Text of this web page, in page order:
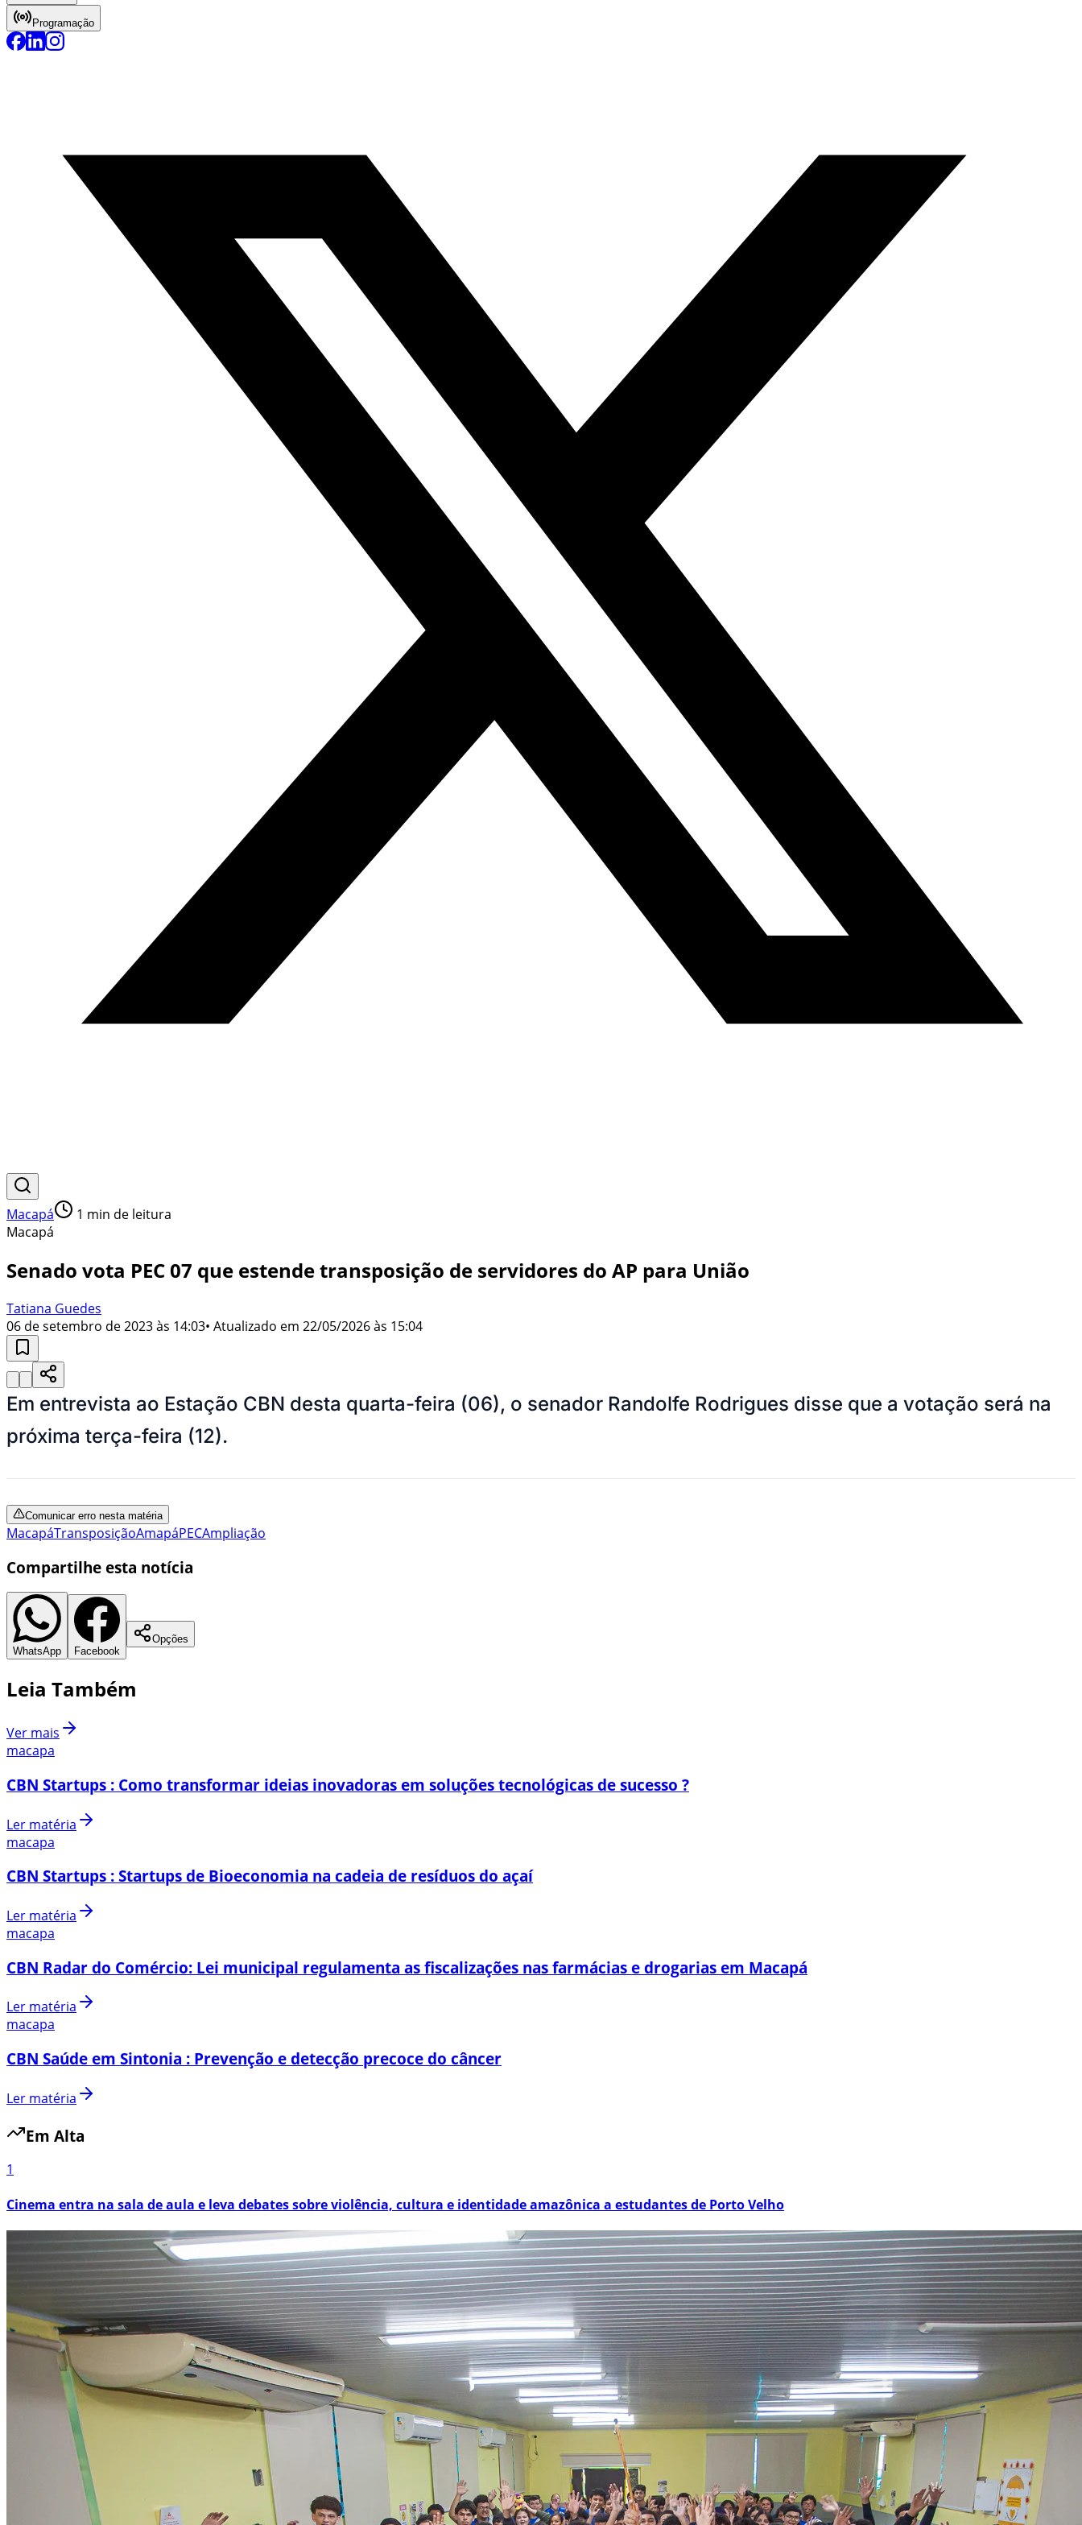
Programação
Macapá 1 min de leitura
Macapá
Senado vota PEC 07 que estende transposição de servidores do AP para União
Tatiana Guedes
06 de setembro de 2023 às 14:03• Atualizado em 22/05/2026 às 15:04
Em entrevista ao Estação CBN desta quarta-feira (06), o senador Randolfe Rodrigues disse que a votação será na
próxima terça-feira (12).
Comunicar erro nesta matéria
MacapáTransposiçãoAmapáPECAmpliação
Compartilhe esta notícia
WhatsApp Facebook
Opções
Leia Também
Ver mais
macapa
CBN Startups : Como transformar ideias inovadoras em soluções tecnológicas de sucesso ?
Ler matéria
macapa
CBN Startups : Startups de Bioeconomia na cadeia de resíduos do açaí
Ler matéria
macapa
CBN Radar do Comércio: Lei municipal regulamenta as fiscalizações nas farmácias e drogarias em Macapá
Ler matéria
macapa
CBN Saúde em Sintonia : Prevenção e detecção precoce do câncer
Ler matéria
Em Alta
1
Cinema entra na sala de aula e leva debates sobre violência, cultura e identidade amazônica a estudantes de Porto Velho